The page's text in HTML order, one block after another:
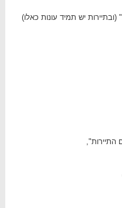
יש תמיד עונות כאלו)
התיירות",